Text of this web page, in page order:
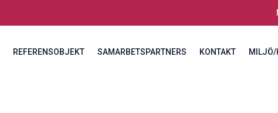
REFERENSOBJEKT SAMARBETSPARTNERS KONTAKT MILJÖ/